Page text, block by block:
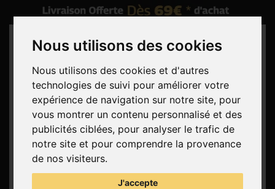
Nous utilisons des cookies
Nous utilisons des cookies et d'autres
technologies de suivi pour améliorer votre
expérience de navigation sur notre site, pour
vous montrer un contenu personnalisé et des
publicités ciblées, pour analyser le trafic de
notre site et pour comprendre la provenance
de nos visiteurs.
J'accepte
Rechercher
Panier(vide)
Aucun produit
Livraison gratuite !
Livraison